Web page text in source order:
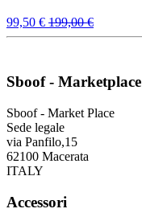
99,50 € 199,00€
Sboof - Marketplace
Sboof - Market Place
Sede legale
via Panfilo,15
62100 Macerata
ITALY
Accessori